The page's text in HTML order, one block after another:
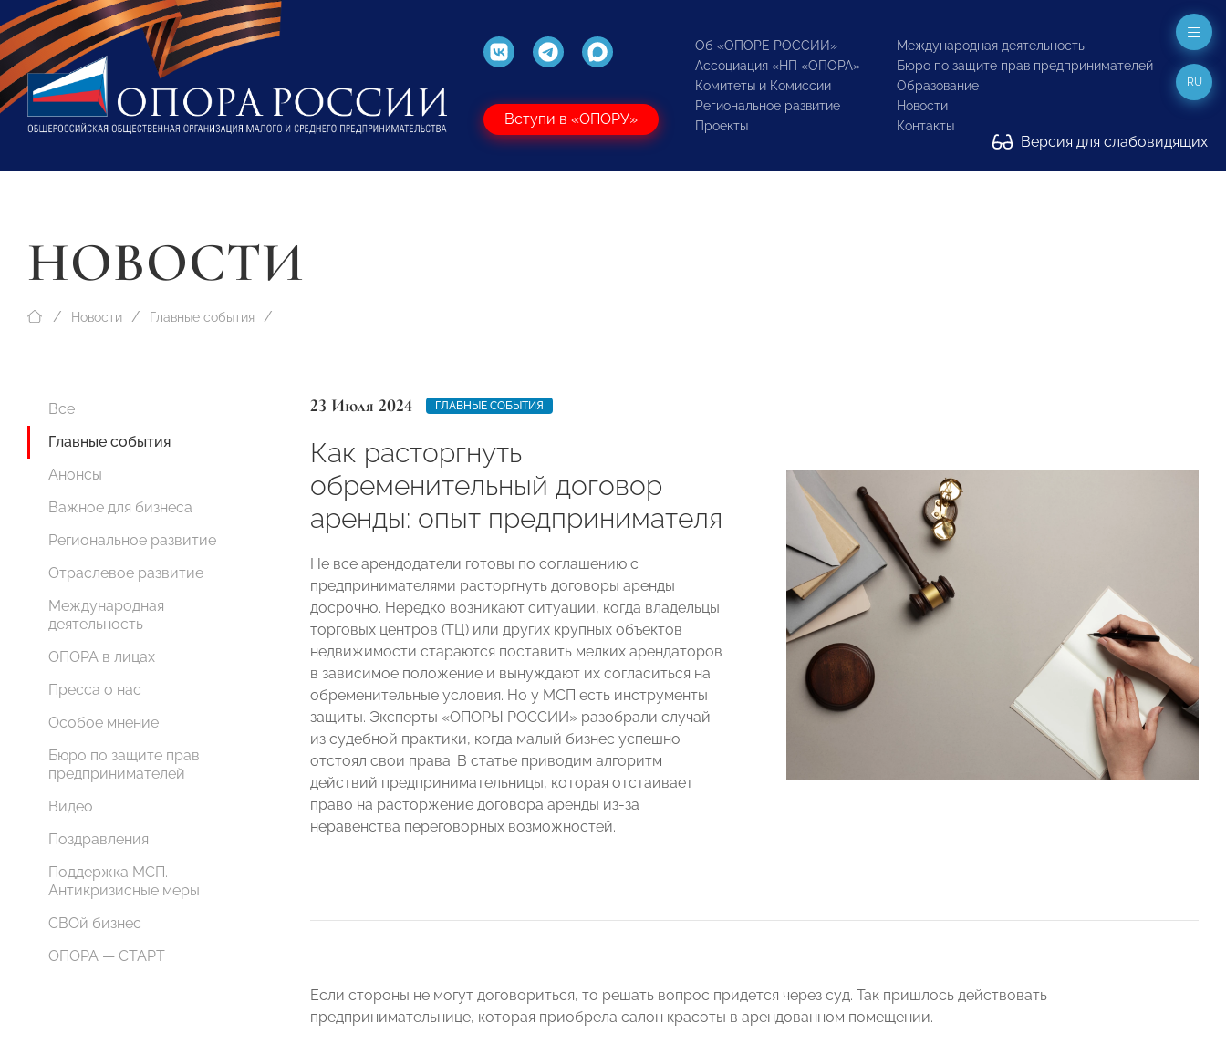
Вступи в «ОПОРУ»
Об «ОПОРЕ РОССИИ»
Ассоциация «НП «ОПОРА»
Комитеты и Комиссии
Региональное развитие
Проекты
Международная деятельность
Бюро по защите прав предпринимателей
Образование
Новости
Контакты
Версия для слабовидящих
RU
НОВОСТИ
Новости Главные события
Все
Главные события
Анонсы
Важное для бизнеса
Региональное развитие
Отраслевое развитие
Международная
деятельность
ОПОРА в лицах
Пресса о нас
Особое мнение
Бюро по защите прав
предпринимателей
Видео
Поздравления
Поддержка МСП.
Антикризисные меры
СВОй бизнес
ОПОРА — СТАРТ
23 Июля 2024 ГЛАВНЫЕ СОБЫТИЯ
Как расторгнуть
обременительный договор
аренды: опыт предпринимателя
Не все арендодатели готовы по соглашению с
предпринимателями расторгнуть договоры аренды
досрочно. Нередко возникают ситуации, когда владельцы
торговых центров (ТЦ) или других крупных объектов
недвижимости стараются поставить мелких арендаторов
в зависимое положение и вынуждают их согласиться на
обременительные условия. Но у МСП есть инструменты
защиты. Эксперты «ОПОРЫ РОССИИ» разобрали случай
из судебной практики, когда малый бизнес успешно
отстоял свои права. В статье приводим алгоритм
действий предпринимательницы, которая отстаивает
право на расторжение договора аренды из-за
неравенства переговорных возможностей.
Если стороны не могут договориться, то решать вопрос придется через суд. Так пришлось действовать
предпринимательнице, которая приобрела салон красоты в арендованном помещении.